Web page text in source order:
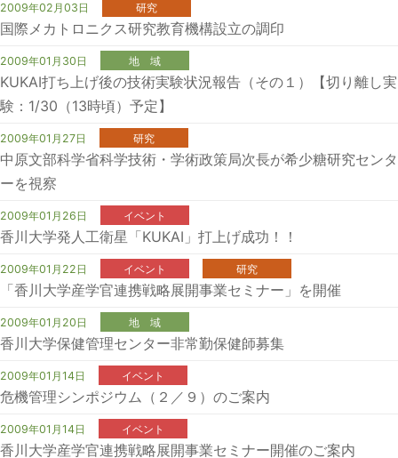
2009年02月03日 研究
国際メカトロニクス研究教育機構設立の調印
2009年01月30日 地 域
KUKAI打ち上げ後の技術実験状況報告（その１）【切り離し実
験：1/30（13時頃）予定】
2009年01月27日 研究
中原文部科学省科学技術・学術政策局次長が希少糖研究センタ
ーを視察
2009年01月26日 イベント
香川大学発人工衛星「KUKAI」打上げ成功！！
2009年01月22日 イベント 研究
「香川大学産学官連携戦略展開事業セミナー」を開催
2009年01月20日 地 域
香川大学保健管理センター非常勤保健師募集
2009年01月14日 イベント
危機管理シンポジウム（２／９）のご案内
2009年01月14日 イベント
香川大学産学官連携戦略展開事業セミナー開催のご案内